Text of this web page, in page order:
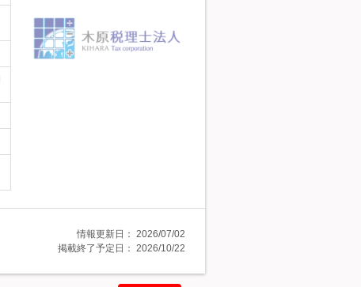
情報更新日： 2026/07/02
掲載終了予定日： 2026/10/22